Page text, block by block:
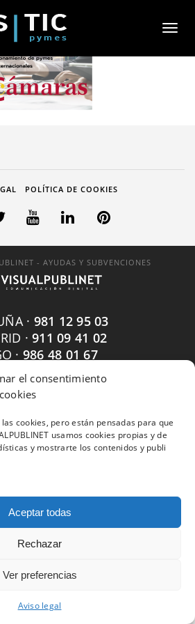
el consentimiento
cookies, pero están pensadas para que
usamos cookies propias y de
y mostrarte los contenidos y publi
Aceptar todas
Rechazar
Ver preferencias
Aviso legal
Toggle
POLÍTICA DE COOKIES
- AYUDAS Y SUBVENCIONES
· 981 12 95 03
·911 09 41 02
· 986 48 01 67